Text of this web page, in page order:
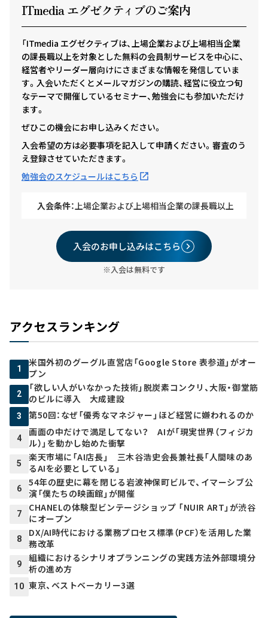
ITmedia エグゼクティ ブのご案内
「ITmedia エグゼクティブは、上場企業および上場相当企業
の課長職以上を対象とした無料の会員制サービスを中心に、
経営者やリーダー層向けにさまざまな情報を発信していま
す。入会いただくとメールマガジンの購読、経営に役立つ旬
なテーマで開催しているセミナー、勉強会にも参加いただけ
ます。
ぜひこの機会にお申し込みください。
入会希望の方は必要事項を記入して申請ください。審査のう
え登録させていただきます。
勉強会のスケジュールはこちら
入会条件： 上場企業および上場相当企業の課長職以上
入会のお申し込みはこちら
※入会は無料です
アクセスランキング
1
米国外初のグーグル直営店「Google Store 表参道」がオー
プン
2
「欲しい人がいなかった技術」脱炭素コンクリ、大阪・御堂筋
のビルに導入 大成建設
3 第50回：なぜ「優秀なマネジャー」ほど経営に嫌われるのか
4
画面の中だけで満足してない？ AIが「現実世界（フィジカ
ル）」を動かし始めた衝撃
5
楽天市場に「AI店長」 三木谷浩史会長兼社長「人間味のあ
るAIを必要としている」
6
54年の歴史に幕を閉じる岩波神保町ビルで、イマーシブ公
演「僕たちの映画館」が開催
7
CHANELの体験型ビンテージショップ 「NUIR ART」が渋谷
にオープン
8
DX/AI時代における業務プロセス標準（PCF）を活用した業
務改革
9
組織におけるシナリオプランニングの実践方法――外部環境分
析の進め方
10 東京、ベストベーカリー3選